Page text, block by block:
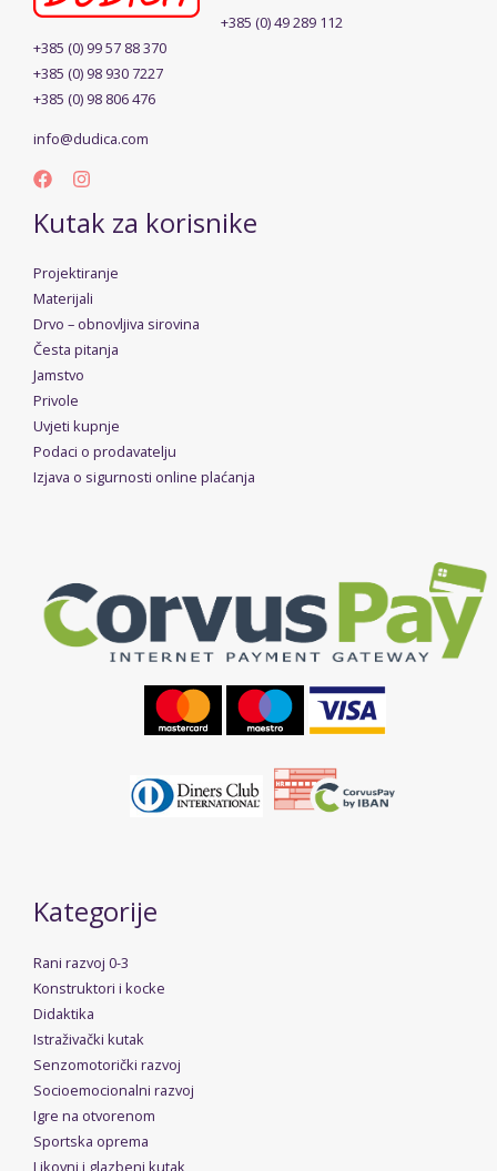
+385 (0) 49 289 112
+385 (0) 99 57 88 370
+385 (0) 98 930 7227
+385 (0) 98 806 476
info@dudica.com
Kutak za korisnike
Projektiranje
Materijali
Drvo – obnovljiva sirovina
Česta pitanja
Jamstvo
Privole
Uvjeti kupnje
Podaci o prodavatelju
Izjava o sigurnosti online plaćanja
Kategorije
Rani razvoj 0-3
Konstruktori i kocke
Didaktika
Istraživački kutak
Senzomotorički razvoj
Socioemocionalni razvoj
Igre na otvorenom
Sportska oprema
Likovni i glazbeni kutak